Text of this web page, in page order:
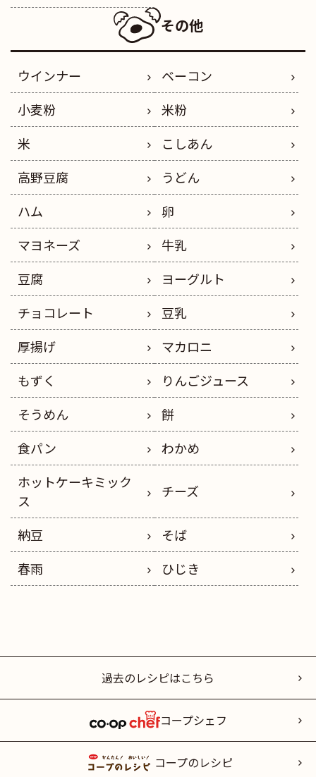
その他
ウインナー
ベーコン
小麦粉
米粉
米
こしあん
高野豆腐
うどん
ハム
卵
マヨネーズ
牛乳
豆腐
ヨーグルト
チョコレート
豆乳
厚揚げ
マカロニ
もずく
りんごジュース
そうめん
餅
食パン
わかめ
ホットケーキミック
ス
チーズ
納豆
そば
春雨
ひじき
過去のレシピはこちら
コープシェフ
コープのレシピ